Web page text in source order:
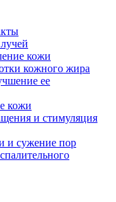
кожи
кожного жира
ее
кожи
и стимуляция
и сужение пор